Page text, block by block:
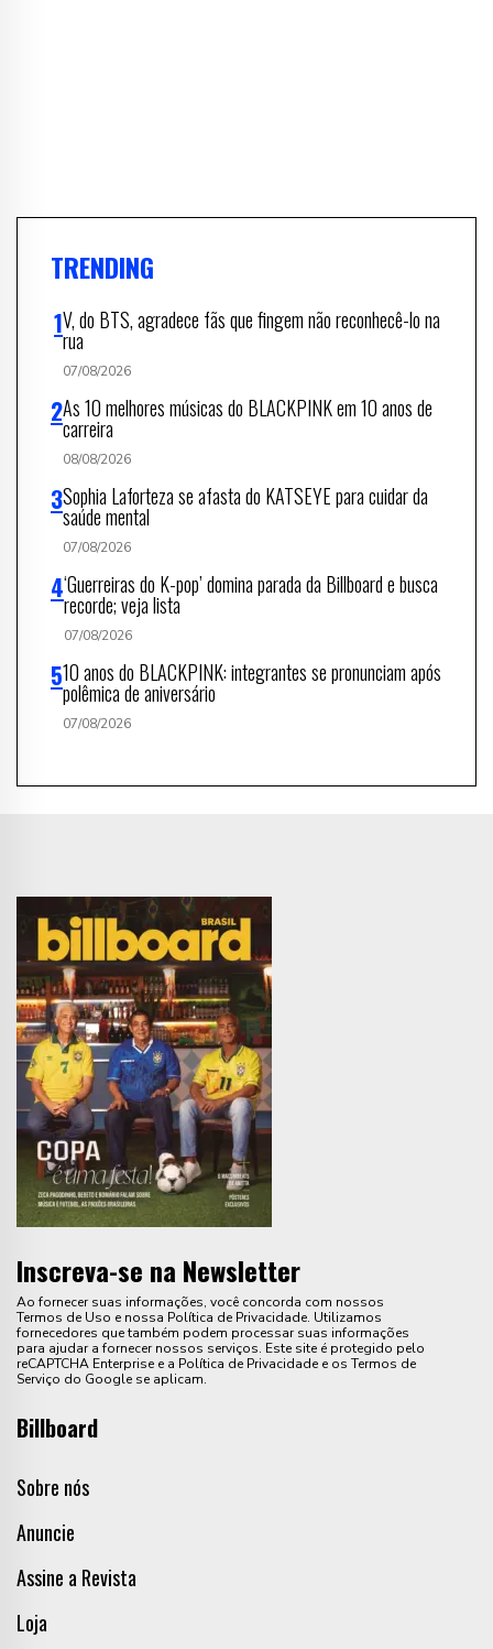
TRENDING
V, do BTS, agradece fãs que fingem não reconhecê-lo na
rua
07/08/2026
As 10 melhores músicas do BLACKPINK em 10 anos de
carreira
08/08/2026
Sophia Laforteza se afasta do KATSEYE para cuidar da
saúde mental
07/08/2026
‘Guerreiras do K-pop’ domina parada da Billboard e busca
recorde; veja lista
07/08/2026
10 anos do BLACKPINK: integrantes se pronunciam após
polêmica de aniversário
07/08/2026
Inscreva-se na Newsletter
Ao fornecer suas informações, você concorda com nossos
Termos de Uso e nossa Política de Privacidade. Utilizamos
fornecedores que também podem processar suas informações
para ajudar a fornecer nossos serviços. Este site é protegido pelo
reCAPTCHA Enterprise e a Política de Privacidade e os Termos de
Serviço do Google se aplicam.
Billboard
Sobre nós
Anuncie
Assine a Revista
Loja